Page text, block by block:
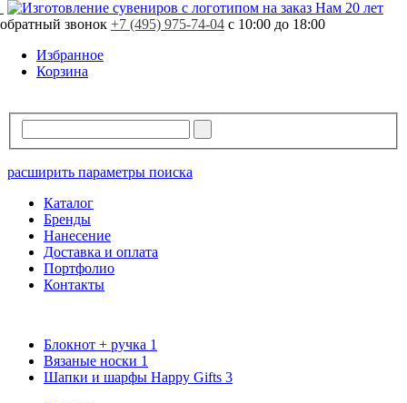
Нам 20 лет
обратный звонок +7 (495) 975-74-04 с 10:00 до 18:00
Избранное
Корзина
расширить параметры поиска
Каталог
Бренды
Нанесение
Доставка и оплата
Портфолио
Контакты
Блокнот + ручка 1
Вязаные носки 1
Шапки и шарфы Happy Gifts 3